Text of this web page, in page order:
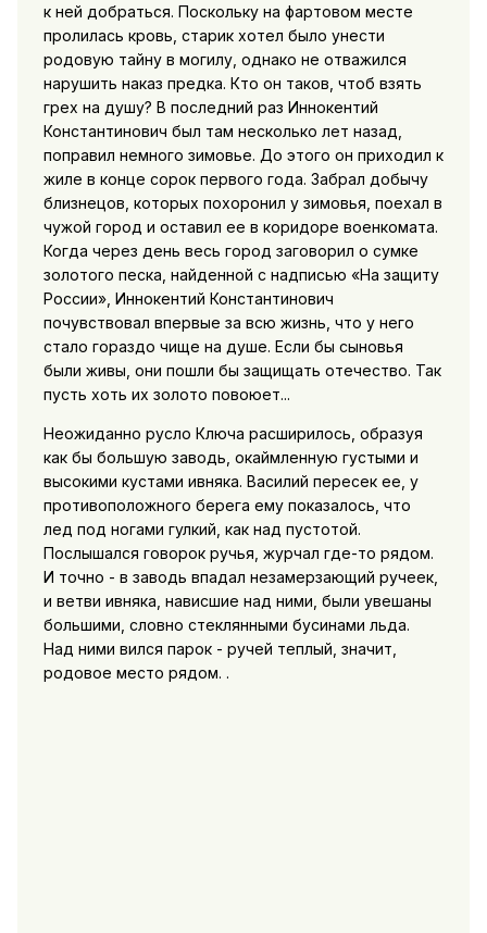
к ней добраться. Поскольку на фартовом месте
пролилась кровь, старик хотел было унести
родовую тайну в могилу, однако не отважился
нарушить наказ предка. Кто он таков, чтоб взять
грех на душу? В последний раз Иннокентий
Константинович был там несколько лет назад,
поправил немного зимовье. До этого он приходил к
жиле в конце сорок первого года. Забрал добычу
близнецов, которых похоронил у зимовья, поехал в
чужой город и оставил ее в коридоре военкомата.
Когда через день весь город заговорил о сумке
золотого песка, найденной с надписью «На защиту
России», Иннокентий Константинович
почувствовал впервые за всю жизнь, что у него
стало гораздо чище на душе. Если бы сыновья
были живы, они пошли бы защищать отечество. Так
пусть хоть их золото повоюет...
Неожиданно русло Ключа расширилось, образуя
как бы большую заводь, окаймленную густыми и
высокими кустами ивняка. Василий пересек ее, у
противоположного берега ему показалось, что
лед под ногами гулкий, как над пустотой.
Послышался говорок ручья, журчал где-то рядом.
И точно - в заводь впадал незамерзающий ручеек,
и ветви ивняка, нависшие над ними, были увешаны
большими, словно стеклянными бусинами льда.
Над ними вился парок - ручей теплый, значит,
родовое место рядом. .